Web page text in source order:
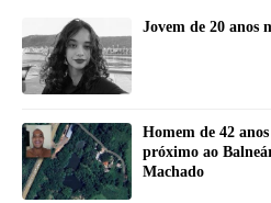
Jovem de 20 anos
Homem de 42
próximo ao
Machado